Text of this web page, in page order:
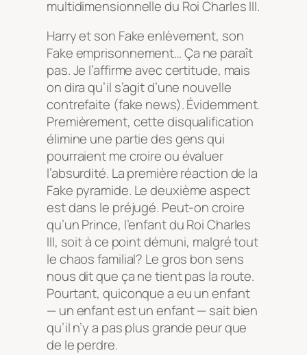
multidimensionnelle du Roi Charles III.
Harry et son Fake enlèvement, son
Fake emprisonnement… Ça ne paraît
pas. Je l’affirme avec certitude, mais
on dira qu’il s’agit d’une nouvelle
contrefaite (fake news). Évidemment.
Premièrement, cette disqualification
élimine une partie des gens qui
pourraient me croire ou évaluer
l’absurdité. La première réaction de la
Fake pyramide. Le deuxième aspect
est dans le préjugé. Peut-on croire
qu’un Prince, l’enfant du Roi Charles
III, soit à ce point démuni, malgré tout
le chaos familial? Le gros bon sens
nous dit que ça ne tient pas la route.
Pourtant, quiconque a eu un enfant
— un enfant est un enfant — sait bien
qu’il n’y a pas plus grande peur que
de le perdre.